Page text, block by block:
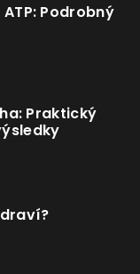
Podrobný
Praktický